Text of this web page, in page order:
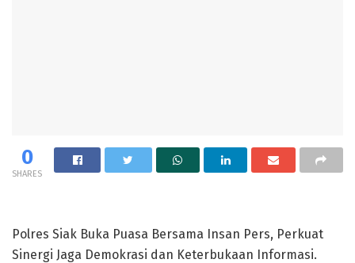
0
SHARES
Polres Siak Buka Puasa Bersama Insan Pers, Perkuat
Sinergi Jaga Demokrasi dan Keterbukaan Informasi.